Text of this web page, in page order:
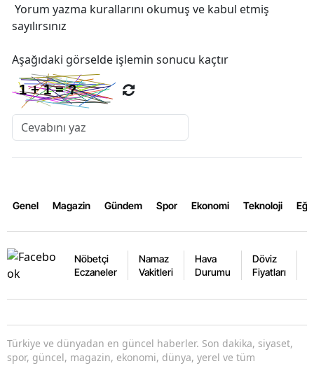
Yorum yazma kurallarını okumuş ve kabul etmiş
sayılırsınız
Aşağıdaki görselde işlemin sonucu kaçtır
Genel Magazin Gündem Spor Ekonomi Teknoloji
Nöbetçi
Eczaneler
Namaz
Vakitleri
Hava
Durumu
Döviz
Fiyatları
Türkiye ve dünyadan en güncel haberler. Son dakika, siyaset,
spor, güncel, magazin, ekonomi, dünya, yerel ve tüm